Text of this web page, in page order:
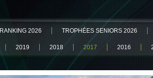
RANKING 2026 TROPHÉES SENIORS 2026
2019 2018 2017 2016